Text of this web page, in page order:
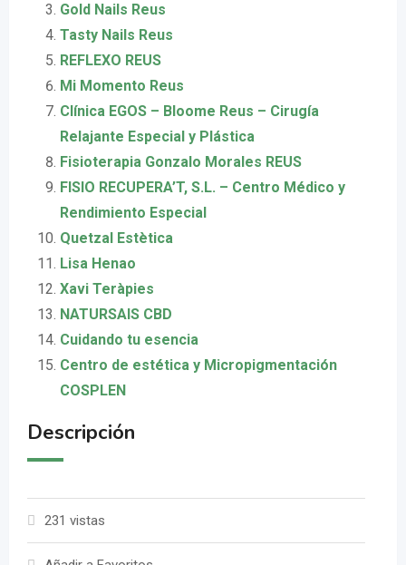
Gold Nails Reus
Tasty Nails Reus
REFLEXO REUS
Mi Momento Reus
Clínica EGOS – Bloome Reus – Cirugía
Relajante Especial y Plástica
Fisioterapia Gonzalo Morales REUS
FISIO RECUPERA’T, S.L. – Centro Médico y
Rendimiento Especial
Quetzal Estètica
Lisa Henao
Xavi Teràpies
NATURSAIS CBD
Cuidando tu esencia
Centro de estética y Micropigmentación
COSPLEN
Descripción
231 vistas